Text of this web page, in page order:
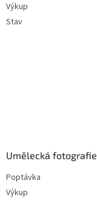
Výkup
Stav
Umělecká fotografie
Poptávka
Výkup